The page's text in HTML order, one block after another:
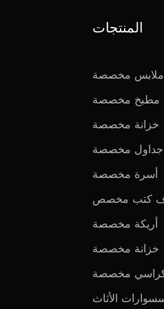
المنتجات
ملابس مخصصة
مطبخ مخصصة
خزانة مخصصة
جداول مخصصة
أسرة مخصصة
كتب مخصص
أريكة مخصصة
خزانة مخصصة
مخصصة
الأثاث